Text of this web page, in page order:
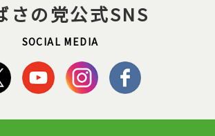
さの党公式SNS
SOCIAL MEDIA